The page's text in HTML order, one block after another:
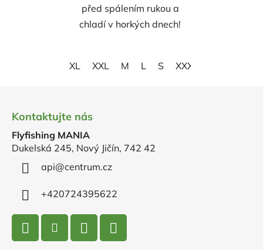
před spálením rukou a
chladí v horkých dnech!
XL XXL M L S XXXL
Kontaktujte nás
Flyfishing MANIA
Dukelská 245, Nový Jičín, 742 42
api@centrum.cz
+420724395622